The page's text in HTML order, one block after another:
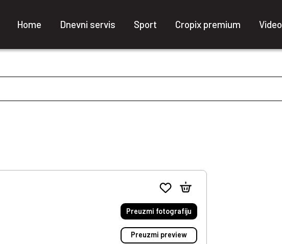
Home Dnevni servis Sport Cropix premium Video
Preuzmi fotografiju
Preuzmi preview